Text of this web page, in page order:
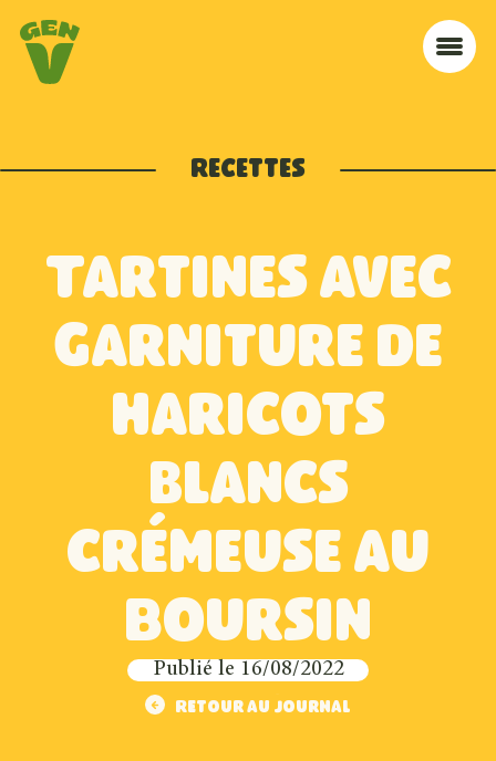
Aller à la navigation
Aller au contenu
Accueil
Recettes
Tartines avec
garniture de
haricots
blancs
crémeuse au
Boursin
Publié le 16/08/2022
Retour au journal
Retour au journal